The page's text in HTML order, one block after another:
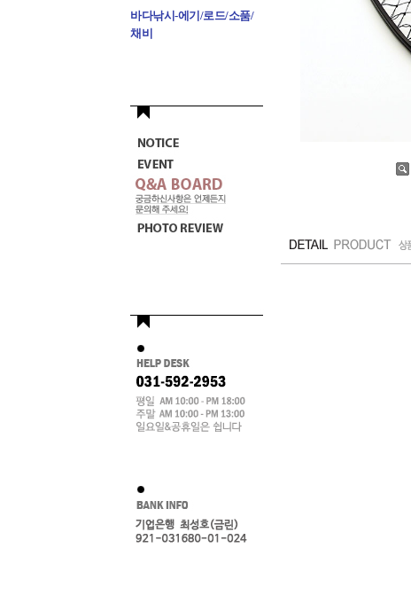
바다낚시-에기/로드/소품/
채비